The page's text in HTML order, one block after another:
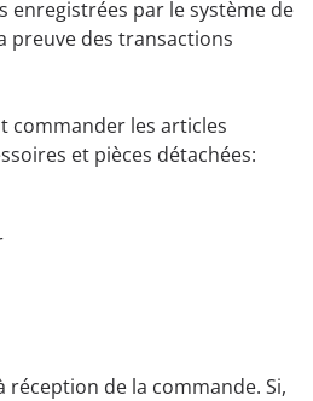
enregistrées par le système de
preuve des transactions
commander les articles
et pièces détachées:
de la commande. Si,